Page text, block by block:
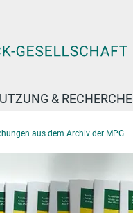
& RECHERCHE
aus dem Archiv der MPG